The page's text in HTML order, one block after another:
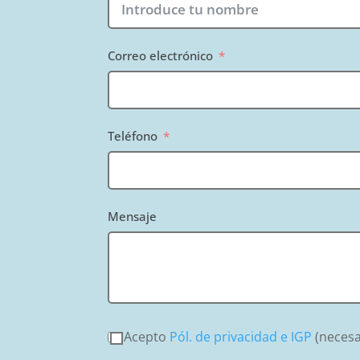
Correo electrónico
Teléfono
Mensaje
Acepto Pól. de privacidad e IGP